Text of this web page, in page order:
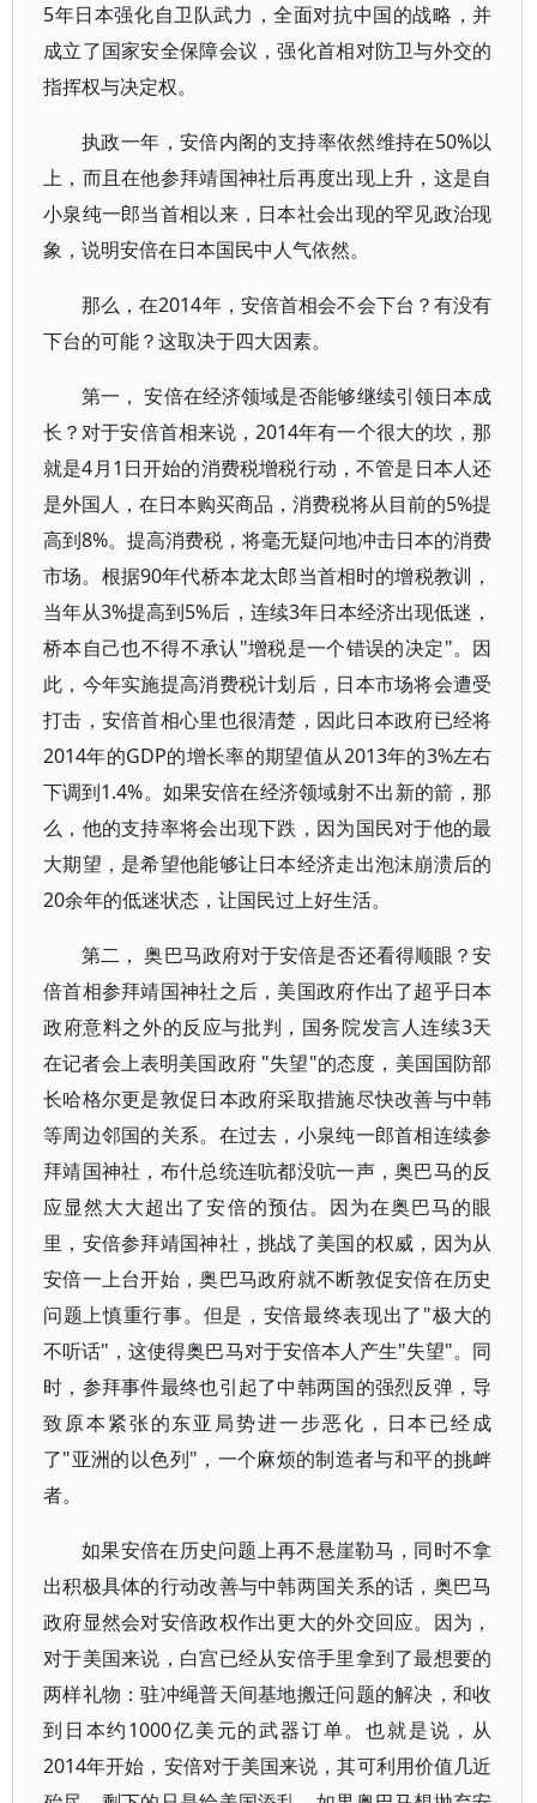
5年日本强化自卫队武力，全面对抗中国的战略，并
成立了国家安全保障会议，强化首相对防卫与外交的
指挥权与决定权。
执政一年，安倍内阁的支持率依然维持在50%以
上，而且在他参拜靖国神社后再度出现上升，这是自
小泉纯一郎当首相以来，日本社会出现的罕见政治现
象，说明安倍在日本国民中人气依然。
那么，在2014年，安倍首相会不会下台？有没有
下台的可能？这取决于四大因素。
第一， 安倍在经济领域是否能够继续引领日本成
长？对于安倍首相来说，2014年有一个很大的坎，那
就是4月1日开始的消费税增税行动，不管是日本人还
是外国人，在日本购买商品，消费税将从目前的5%提
高到8%。提高消费税，将毫无疑问地冲击日本的消费
市场。根据90年代桥本龙太郎当首相时的增税教训，
当年从3%提高到5%后，连续3年日本经济出现低迷，
桥本自己也不得不承认"增税是一个错误的决定"。因
此，今年实施提高消费税计划后，日本市场将会遭受
打击，安倍首相心里也很清楚，因此日本政府已经将
2014年的GDP的增长率的期望值从2013年的3%左右
下调到1.4%。如果安倍在经济领域射不出新的箭，那
么，他的支持率将会出现下跌，因为国民对于他的最
大期望，是希望他能够让日本经济走出泡沫崩溃后的
20余年的低迷状态，让国民过上好生活。
第二， 奥巴马政府对于安倍是否还看得顺眼？安
倍首相参拜靖国神社之后，美国政府作出了超乎日本
政府意料之外的反应与批判，国务院发言人连续3天
在记者会上表明美国政府 "失望"的态度，美国国防部
长哈格尔更是敦促日本政府采取措施尽快改善与中韩
等周边邻国的关系。在过去，小泉纯一郎首相连续参
拜靖国神社，布什总统连吭都没吭一声，奥巴马的反
应显然大大超出了安倍的预估。因为在奥巴马的眼
里，安倍参拜靖国神社，挑战了美国的权威，因为从
安倍一上台开始，奥巴马政府就不断敦促安倍在历史
问题上慎重行事。但是，安倍最终表现出了"极大的
不听话"，这使得奥巴马对于安倍本人产生"失望"。同
时，参拜事件最终也引起了中韩两国的强烈反弹，导
致原本紧张的东亚局势进一步恶化，日本已经成
了"亚洲的以色列"，一个麻烦的制造者与和平的挑衅
者。
如果安倍在历史问题上再不悬崖勒马，同时不拿
出积极具体的行动改善与中韩两国关系的话，奥巴马
政府显然会对安倍政权作出更大的外交回应。因为，
对于美国来说，白宫已经从安倍手里拿到了最想要的
两样礼物：驻冲绳普天间基地搬迁问题的解决，和收
到日本约1000亿美元的武器订单。也就是说，从
2014年开始，安倍对于美国来说，其可利用价值几近